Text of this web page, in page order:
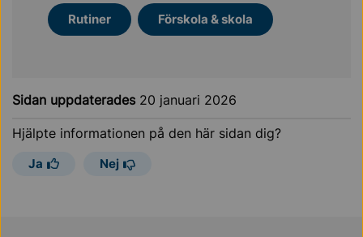
Rutiner Förskola & skola
Sidan uppdaterades 20 januari 2026
Hjälpte informationen på den här sidan dig?
Ja Nej